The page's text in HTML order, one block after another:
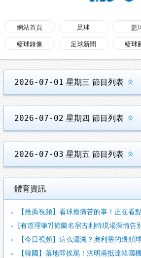
網站首頁 足球 籃
籃球錄像 足球新聞 籃球
2026-07-01 星期三 節目列表
2026-07-02 星期四 節目列表
2026-07-03 星期五 節目列表
體育資訊
【推薦視頻】看球最痛苦的事！正在看點球
[有道理嘛?]荷蘭名宿古利特現場深情告別
【今日視頻】這么瀟灑？奧利塞的邊顛球
【韓國】落地即挨罵！洪明甫抵達韓國機場